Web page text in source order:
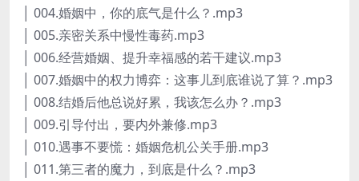
│ 004.婚姻中，你的底气是什么？.mp3
│ 005.亲密关系中慢性毒药.mp3
│ 006.经营婚姻、提升幸福感的若干建议.mp3
│ 007.婚姻中的权力博弈：这事儿到底谁说了算？.mp3
│ 008.结婚后他总说好累，我该怎么办？.mp3
│ 009.引导付出，要内外兼修.mp3
│ 010.遇事不要慌：婚姻危机公关手册.mp3
│ 011.第三者的魔力，到底是什么？.mp3